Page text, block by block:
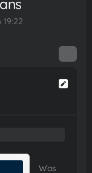
Was